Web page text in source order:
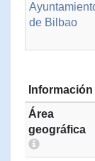
de Bilbao
Área
geográfica